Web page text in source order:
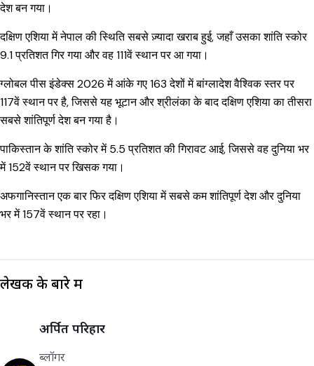
देश बन गया।
दक्षिण एशिया में नेपाल की स्थिति सबसे ज़्यादा खराब हुई, जहाँ उसका शांति स्कोर
9.1 प्रतिशत गिर गया और वह 111वें स्थान पर आ गया।
ग्लोबल पीस इंडेक्स 2026 में आंके गए 163 देशों में बांग्लादेश वैश्विक स्तर पर
117वें स्थान पर है, जिससे यह भूटान और श्रीलंका के बाद दक्षिण एशिया का तीसरा
सबसे शांतिपूर्ण देश बन गया है।
पाकिस्तान के शांति स्कोर में 5.5 प्रतिशत की गिरावट आई, जिससे वह दुनिया भर
में 152वें स्थान पर खिसक गया।
अफगानिस्तान एक बार फिर दक्षिण एशिया में सबसे कम शांतिपूर्ण देश और दुनिया
भर में 157वें स्थान पर रहा।
लेखक के बारे में
अर्पित परिहार
ब्लॉगर